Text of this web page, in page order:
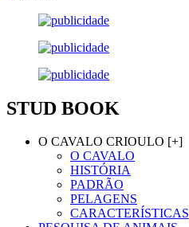
STUD BOOK
O CAVALO CRIOULO [+]
O CAVALO
HISTÓRIA
PADRÃO
PELAGENS
CARACTERÍSTICAS